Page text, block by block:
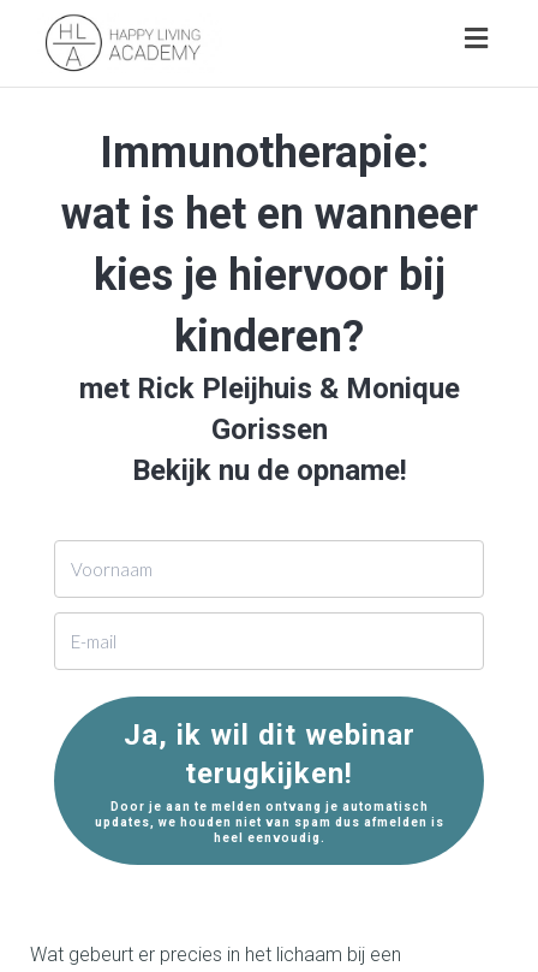
Immunotherapie:
wat is het en wanneer
kies je hiervoor bij
kinderen?
met Rick Pleijhuis & Monique
Gorissen
Bekijk nu de opname!
Ja, ik wil dit webinar
terugkijken!
Door je aan te melden ontvang je automatisch
updates, we houden niet van spam dus afmelden is
heel eenvoudig.
Wat gebeurt er precies in het lichaam bij een